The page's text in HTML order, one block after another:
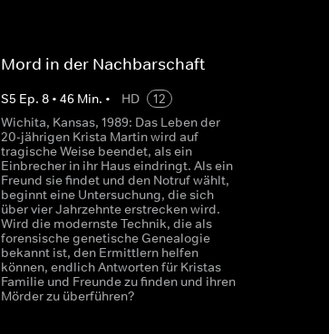
Mord in der Nachbarschaft
S5 Ep. 8• 46Min. • HD
12
Wichita, Kansas, 1989: Das Leben der
20-jährigen Krista Martin wird auf
tragische Weise beendet, als ein
Einbrecher in ihr Haus eindringt. Als ein
Freund sie findet und den Notruf wählt,
beginnt eine Untersuchung, die sich
über vier Jahrzehnte erstrecken wird.
Wird die modernste Technik, die als
forensische genetische Genealogie
bekannt ist, den Ermittlern helfen
können, endlich Antworten für Kristas
Familie und Freunde zu finden und ihren
Mörder zu überführen?